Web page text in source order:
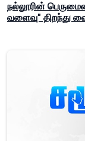
நல்லூரின்
வளைவு" திறந்து